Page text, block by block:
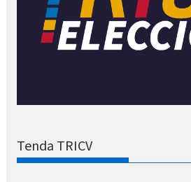
Tenda TRICV